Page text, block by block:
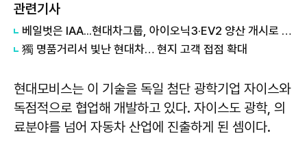
관련기사
베일벗은 IAA...현대차그룹, 아이오닉3·EV2 양산 개시로 정면 돌파
獨 명품거리서 빛난 현대차… 현지 고객 접점 확대
현대모비스는 이 기술을 독일 첨단 광학기업 자이스와
독점적으로 협업해 개발하고 있다. 자이스도 광학, 의
료분야를 넘어 자동차 산업에 진출하게 된 셈이다.